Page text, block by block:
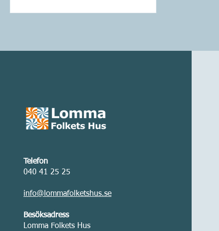
Telefon
040 41 25 25
info@lommafolketshus.se
Besöksadress
Lomma Folkets Hus